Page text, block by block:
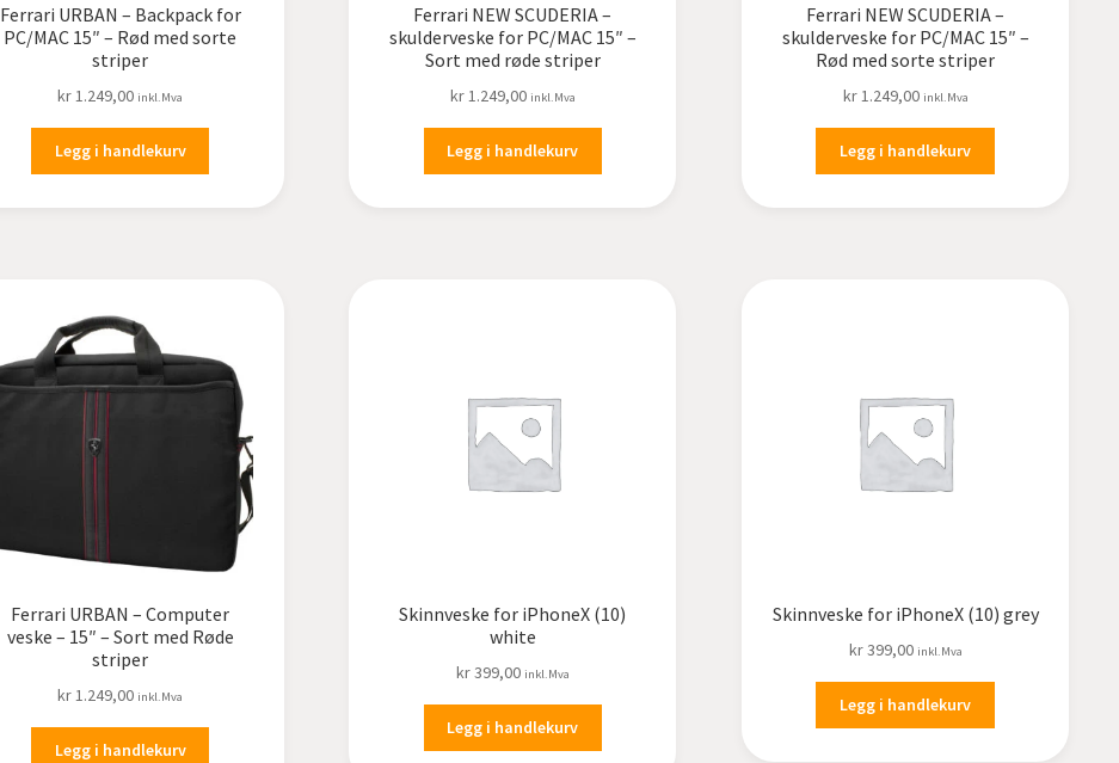
Ferrari URBAN – Backpack for
PC/MAC 15″ – Rød med sorte
striper
kr 1.249,00 inkl.Mva
Legg i handlekurv
Ferrari NEW SCUDERIA –
skulderveske for PC/MAC 15″ –
Sort med røde striper
kr1.249,00 inkl.Mva
Legg i handlekurv
Ferrari NEW SCUDERIA –
skulderveske for PC/MAC 15″ –
Rød med sorte striper
kr1.249,00 inkl.Mva
Legg i handlekurv
Ferrari URBAN – Computer
veske – 15″ – Sort med Røde
striper
kr1.249,00 inkl.Mva
Legg i handlekurv
Skinnveske for iPhoneX (10)
white
kr399,00 inkl.Mva
Legg i handlekurv
Skinnveske for iPhoneX (10) grey
kr399,00 inkl.Mva
Legg i handlekurv